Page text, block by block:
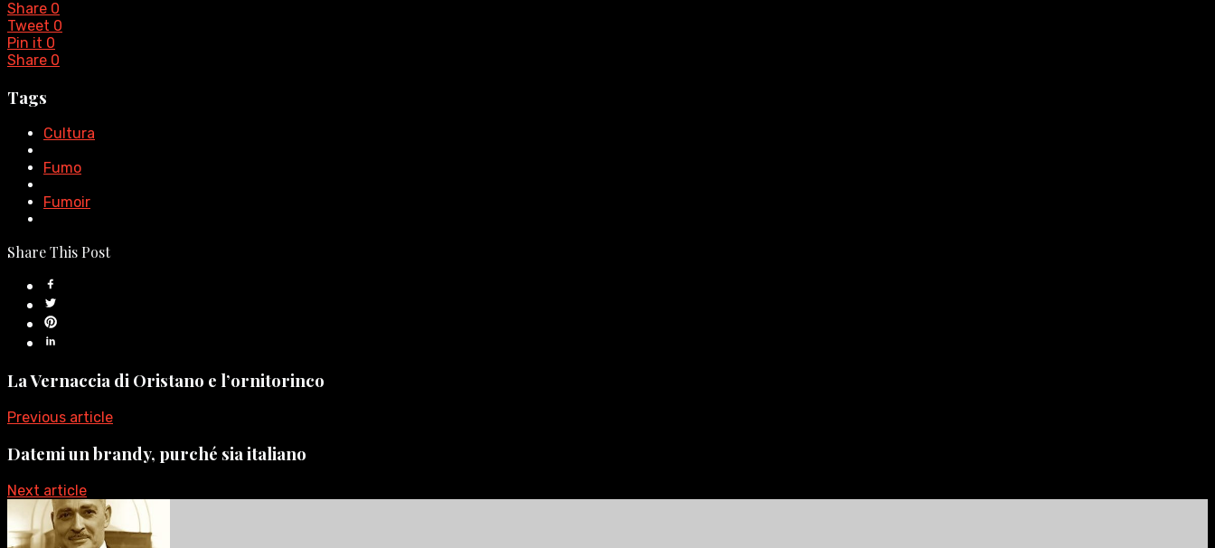
Share 0
Tweet 0
Pin it 0
Share 0
Tags
Cultura
Fumo
Fumoir
Share This Post
La Vernaccia di Oristano e l’ornitorinco
Previous article
Datemi un brandy, purché sia italiano
Next article